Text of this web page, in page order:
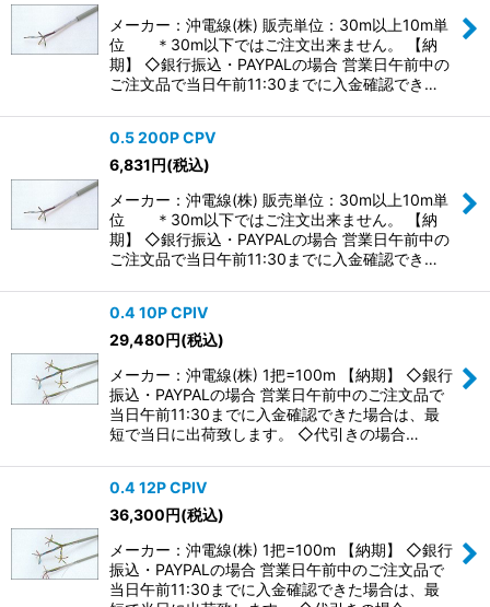
メーカー：沖電線(株) 販売単位：30m以上10m単
位 ＊30m以下ではご注文出来ません。 【納
期】 ◇銀行振込・PAYPALの場合 営業日午前中の
ご注文品で当日午前11:30までに入金確認でき…
0.5 200P CPV
6,831円(税込)
メーカー：沖電線(株) 販売単位：30m以上10m単
位 ＊30m以下ではご注文出来ません。 【納
期】 ◇銀行振込・PAYPALの場合 営業日午前中の
ご注文品で当日午前11:30までに入金確認でき…
0.4 10P CPIV
29,480円(税込)
メーカー：沖電線(株) 1把=100m 【納期】 ◇銀行
振込・PAYPALの場合 営業日午前中のご注文品で
当日午前11:30までに入金確認できた場合は、最
短で当日に出荷致します。 ◇代引きの場合…
0.4 12P CPIV
36,300円(税込)
メーカー：沖電線(株) 1把=100m 【納期】 ◇銀行
振込・PAYPALの場合 営業日午前中のご注文品で
当日午前11:30までに入金確認できた場合は、最